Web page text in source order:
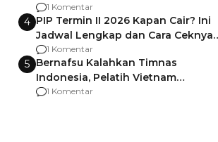
Usai Jadi Brigjen
1 Komentar
4 PIP Termin II 2026 Kapan Cair? Ini
Jadwal Lengkap dan Cara Ceknya
agar Dana Tidak Hangus!
1 Komentar
5 Bernafsu Kalahkan Timnas
Indonesia, Pelatih Vietnam
Berencana Pakai Jimat di Pakansari
1 Komentar